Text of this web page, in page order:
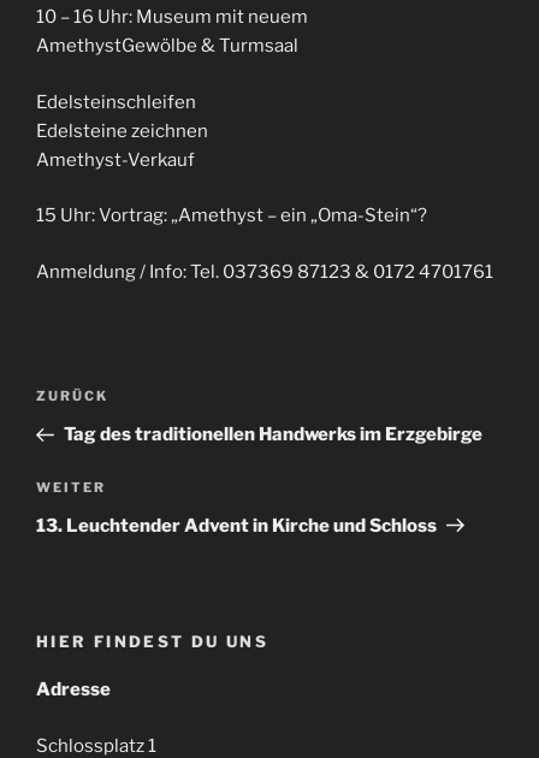
10 – 16 Uhr: Museum mit neuem
AmethystGewölbe & Turmsaal
Edelsteinschleifen
Edelsteine zeichnen
Amethyst-Verkauf
15 Uhr: Vortrag: „Amethyst – ein „Oma-Stein“?
Anmeldung / Info: Tel. 037369 87123 & 0172 4701761
Beitragsnavigation
Vorheriger
Beitrag
ZURÜCK
Tag des traditionellen Handwerks im Erzgebirge
Nächster
Beitrag
WEITER
13. Leuchtender Advent in Kirche und Schloss
HIER FINDEST DU UNS
Adresse
Schlossplatz 1